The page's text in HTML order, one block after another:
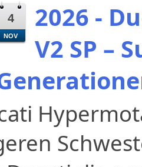
4
NOV
2026 -
V2 SP –